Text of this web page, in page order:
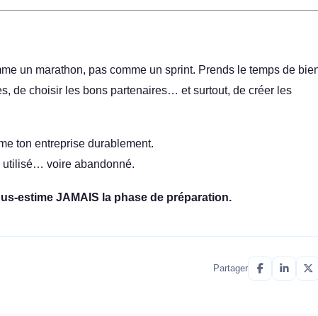
un marathon, pas comme un sprint. Prends le temps de
de choisir les bons partenaires… et surtout, de créer les
ton entreprise durablement.
utilisé… voire abandonné.
estime JAMAIS la phase de préparation.
Partager